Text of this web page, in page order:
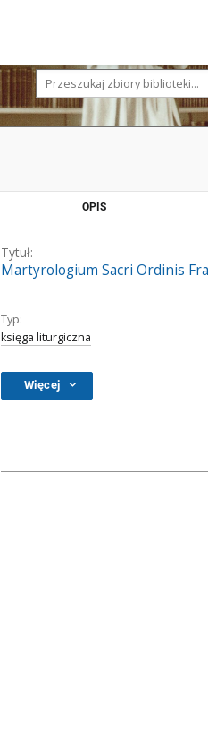
OPIS
Tytuł:
Martyrologium Sacri Ordinis
Typ:
księga liturgiczna
Więcej